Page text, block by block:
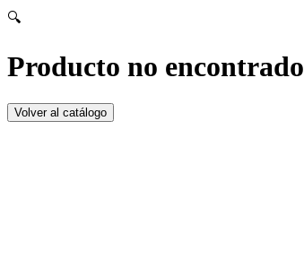
🔍
Producto no encontrado
Volver al catálogo